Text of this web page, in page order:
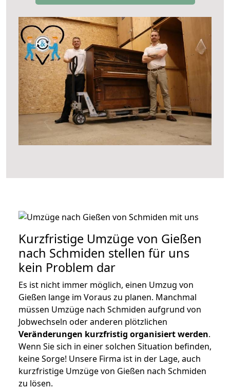
Kurzfristige Umzüge von Gießen
nach Schmiden stellen für uns
kein Problem dar
Es ist nicht immer möglich, einen Umzug von
Gießen lange im Voraus zu planen. Manchmal
müssen Umzüge nach Schmiden aufgrund von
Jobwechseln oder anderen plötzlichen
Veränderungen kurzfristig organisiert werden.
Wenn Sie sich in einer solchen Situation befinden,
keine Sorge! Unsere Firma ist in der Lage, auch
kurzfristige Umzüge von Gießen nach Schmiden
zu lösen.